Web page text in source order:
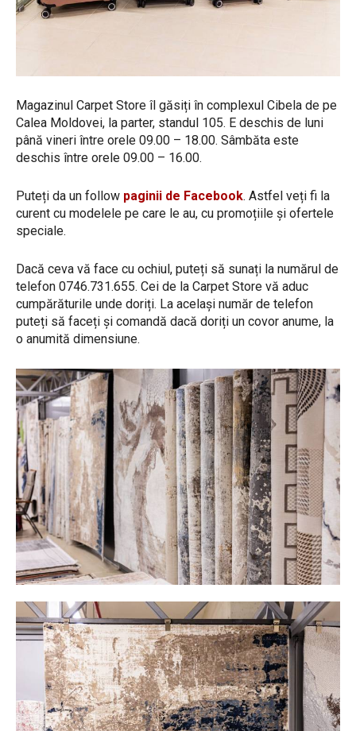
Magazinul Carpet Store îl găsiți în complexul Cibela de pe
Calea Moldovei, la parter, standul 105. E deschis de luni
până vineri între orele 09.00 – 18.00. Sâmbăta este
deschis între orele 09.00 – 16.00.
Puteți da un follow paginii de Facebook. Astfel veți fi la
curent cu modelele pe care le au, cu promoțiile și ofertele
speciale.
Dacă ceva vă face cu ochiul, puteți să sunați la numărul de
telefon 0746.731.655. Cei de la Carpet Store vă aduc
cumpărăturile unde doriți. La același număr de telefon
puteți să faceți și comandă dacă doriți un covor anume, la
o anumită dimensiune.